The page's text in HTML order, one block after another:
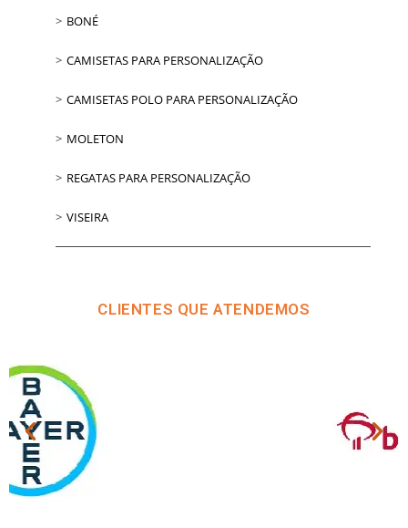
BONÉ
CAMISETAS PARA PERSONALIZAÇÃO
CAMISETAS POLO PARA PERSONALIZAÇÃO
MOLETON
REGATAS PARA PERSONALIZAÇÃO
VISEIRA
CLIENTES QUE ATENDEMOS